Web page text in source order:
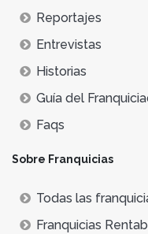
Reportajes
Entrevistas
Historias
Guía del
Faqs
Sobre Franquicias
Todas las
Franquicias